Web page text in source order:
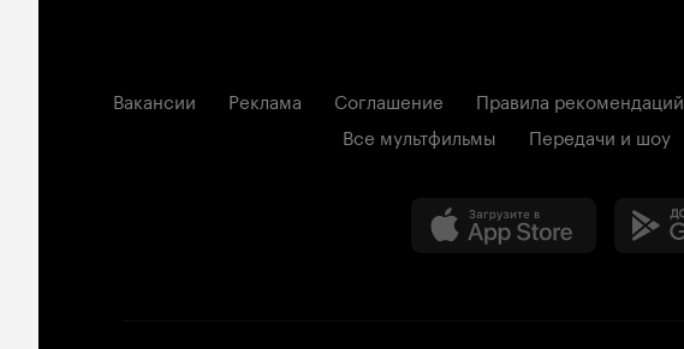
Вакансии Реклама Соглашение Правила рекомендаций
Все мультфильмы
Передачи и шоу